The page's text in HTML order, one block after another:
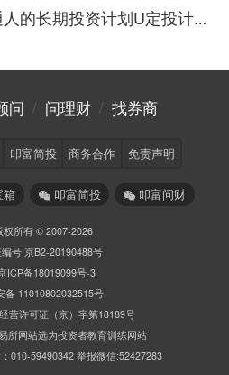
【实战技巧】适合普通人的长期投资计划U定投计划上线！
问 / 问理财 / 找券商
叩富简投 商务合作 免责声明
箱 叩富简投 叩富问财
权所有 © 2007-2026
号 京B2-20190488号
ICP备18019099号-3
备 11010802032515号
营许可证（京）字第18189号
所网站选为投资者教育训练网站
010-59490342 举报微信:52427283